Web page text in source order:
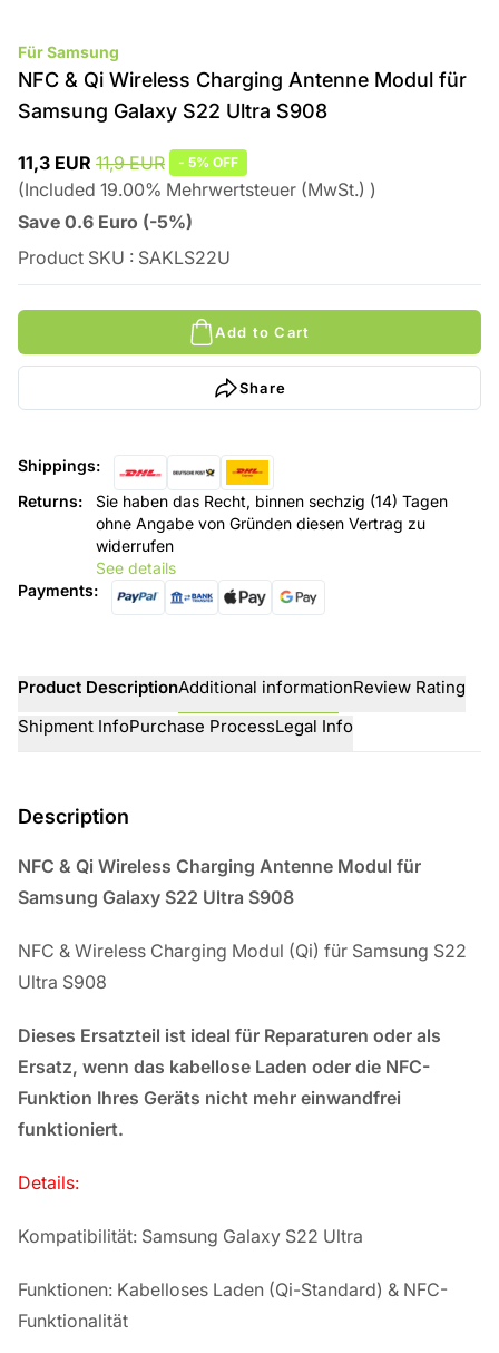
Für Samsung
NFC & Qi Wireless Charging Antenne Modul für
Samsung Galaxy S22 Ultra S908
11,3 EUR 11,9 EUR - 5% OFF
(Included 19.00% Mehrwertsteuer (MwSt.) )
Save 0.6 Euro (-5%)
Product SKU : SAKLS22U
Add to Cart
Share
Shippings:
Returns:
Sie haben das Recht, binnen sechzig (14) Tagen
ohne Angabe von Gründen diesen Vertrag zu
widerrufen
See details
Payments:
Product DescriptionAdditional informationReview Rating
Shipment InfoPurchase ProcessLegal Info
Description
NFC & Qi Wireless Charging Antenne Modul für
Samsung Galaxy S22 Ultra S908
NFC & Wireless Charging Modul (Qi) für Samsung S22
Ultra S908
Dieses Ersatzteil ist ideal für Reparaturen oder als
Ersatz, wenn das kabellose Laden oder die NFC-
Funktion Ihres Geräts nicht mehr einwandfrei
funktioniert.
Details:
Kompatibilität: Samsung Galaxy S22 Ultra
Funktionen: Kabelloses Laden (Qi-Standard) & NFC-
Funktionalität